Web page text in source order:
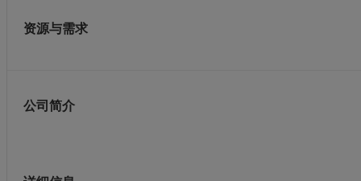
资源与需求
公司简介